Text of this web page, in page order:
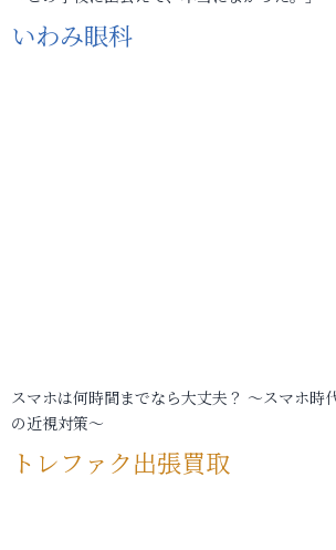
いわみ眼科
スマホは何時間までなら大丈夫？ ～スマホ時
の近視対策～
トレファク出張買取